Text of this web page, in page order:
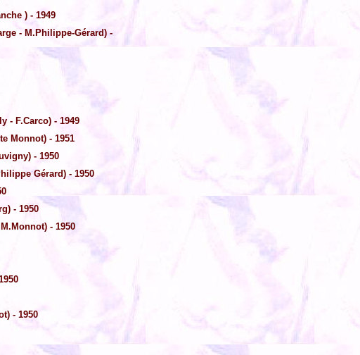
) - 1949
- M.Philippe-Gérard) -
- F.Carco) - 1949
Monnot) - 1951
- 1950
Gérard) - 1950
- 1950
- 1950
- 1950